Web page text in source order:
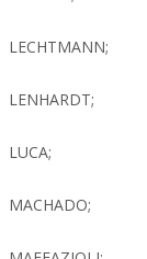
LECHTMANN;
LENHARDT;
LUCA;
MACHADO;